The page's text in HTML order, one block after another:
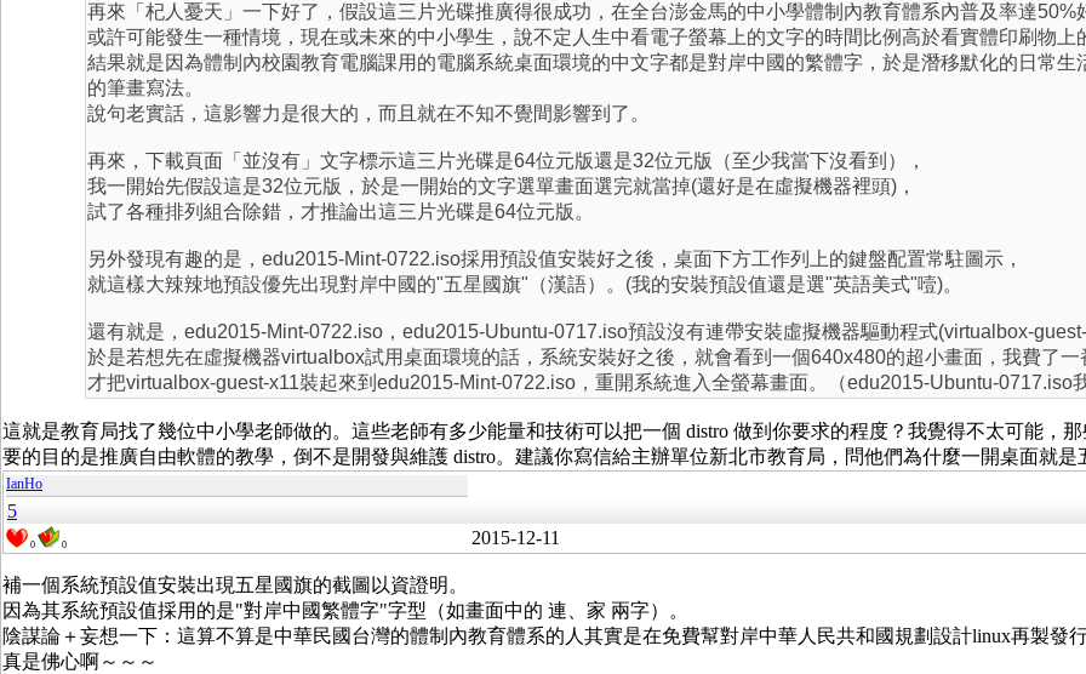
再來「杞人憂天」一下好了，假設這三片光碟推廣得很成功，在全台澎金馬的中小學體制內教育體系內普及率達50%
或許可能發生一種情境，現在或未來的中小學生，說不定人生中看電子螢幕上的文字的時間比例高於看實體印刷物上
結果就是因為體制內校園教育電腦課用的電腦系統桌面環境的中文字都是對岸中國的繁體字，於是潛移默化的日常
的筆畫寫法。
說句老實話，這影響力是很大的，而且就在不知不覺間影響到了。
再來，下載頁面「並沒有」文字標示這三片光碟是64位元版還是32位元版（至少我當下沒看到），
我一開始先假設這是32位元版，於是一開始的文字選單畫面選完就當掉(還好是在虛擬機器裡頭)，
試了各種排列組合除錯，才推論出這三片光碟是64位元版。
另外發現有趣的是，edu2015-Mint-0722.iso採用預設值安裝好之後，桌面下方工作列上的鍵盤配置常駐圖示，
就這樣大辣辣地預設優先出現對岸中國的"五星國旗"（漢語）。(我的安裝預設值還是選"英語美式"噎)。
還有就是，edu2015-Mint-0722.iso，edu2015-Ubuntu-0717.iso預設沒有連帶安裝虛擬機器驅動程式(virtualbox-guest-
於是若想先在虛擬機器virtualbox試用桌面環境的話，系統安裝好之後，就會看到一個640x480的超小畫面，我費了一
才把virtualbox-guest-x11裝起來到edu2015-Mint-0722.iso，重開系統進入全螢幕畫面。（edu2015-Ubuntu-0717.iso
這就是教育局找了幾位中小學老師做的。這些老師有多少能量和技術可以把一個 distro 做到你要求的程度？我覺得不太可能，
要的目的是推廣自由軟體的教學，倒不是開發與維護 distro。建議你寫信給主辦單位新北市教育局，問他們為什麼一開桌面就是
IanHo
5
0 0 2015-12-11
補一個系統預設值安裝出現五星國旗的截圖以資證明。
因為其系統預設值採用的是"對岸中國繁體字"字型（如畫面中的 連、家 兩字）。
陰謀論＋妄想一下：這算不算是中華民國台灣的體制內教育體系的人其實是在免費幫對岸中華人民共和國規劃設計linux再製發
真是佛心啊～～～